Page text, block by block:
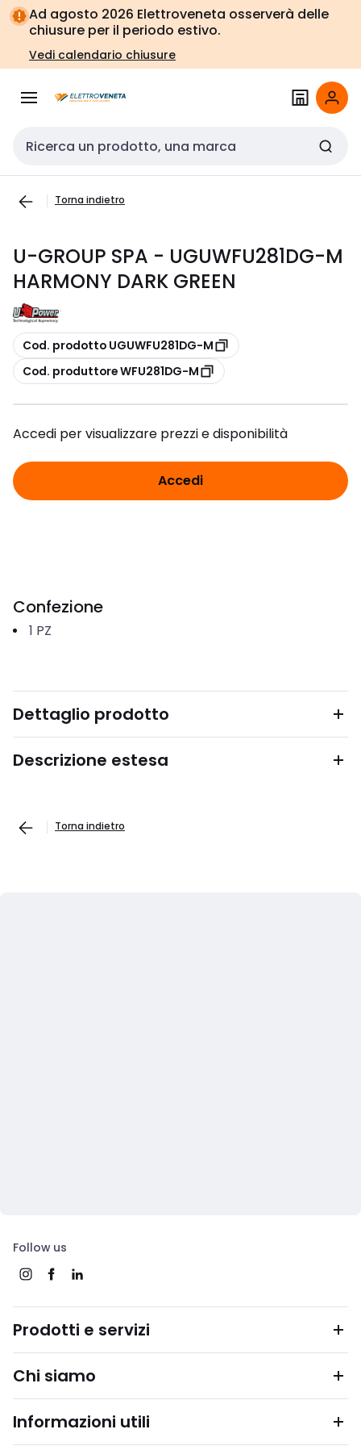
Vai alla
navigazione
Vai
alla
pagina
Ad agosto 2026 Elettroveneta osserverà delle
chiusure per il periodo estivo.
Vedi calendario chiusure
Cerca input
Torna indietro
U-GROUP SPA - UGUWFU281DG-M
HARMONY DARK GREEN
copia
Cod. prodotto UGUWFU281DG-M
copia
Cod. produttore WFU281DG-M
Accedi per visualizzare prezzi e disponibilità
Accedi
Confezione
1 PZ
Dettaglio prodotto
Descrizione estesa
Torna indietro
Follow us
Prodotti e servizi
Chi siamo
Informazioni utili